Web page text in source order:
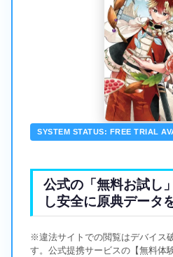
SYSTEM STATUS: FREE TRIAL
公式の「無料お試し
し安全に原典データ
※違法サイトでの閲覧はデバイス
す。公式提携サービスの【無料体